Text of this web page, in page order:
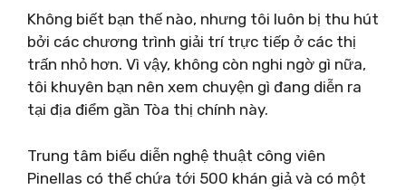
Không biết bạn thế nào, nhưng tôi luôn bị thu hút
bởi các chương trình giải trí trực tiếp ở các thị
trấn nhỏ hơn. Vì vậy, không còn nghi ngờ gì nữa,
tôi khuyên bạn nên xem chuyện gì đang diễn ra
tại địa điểm gần Tòa thị chính này.
Trung tâm biểu diễn nghệ thuật công viên
Pinellas có thể chứa tới 500 khán giả và có một